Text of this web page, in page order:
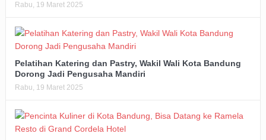
Rabu, 19 Maret 2025
Pelatihan Katering dan Pastry, Wakil Wali Kota Bandung
Dorong Jadi Pengusaha Mandiri
Rabu, 19 Maret 2025